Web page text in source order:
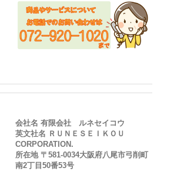
会社名 有限会社 ルネセイコウ
英文社名 ＲＵＮＥＳＥＩＫＯＵ
CORPORATION.
所在地 〒581-0034大阪府八尾市弓削町
南2丁目50番53号